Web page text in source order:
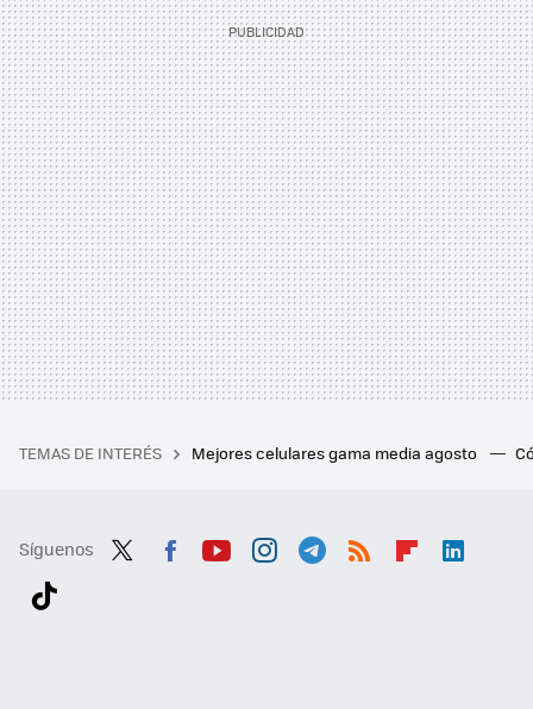
TEMAS DE INTERÉS Mejores celulares gama media agosto
Síguenos